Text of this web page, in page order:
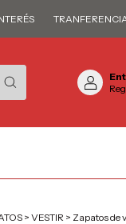
TRANFERENCIA
> VESTIR > Zapatos de